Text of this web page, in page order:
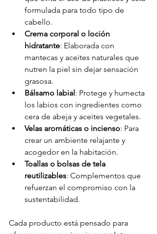
formulada para todo tipo de
cabello.
Crema corporal o loción
hidratante: Elaborada con
mantecas y aceites naturales que
nutren la piel sin dejar sensación
grasosa.
Bálsamo labial: Protege y humecta
los labios con ingredientes como
cera de abeja y aceites vegetales.
Velas aromáticas o incienso: Para
crear un ambiente relajante y
acogedor en la habitación.
Toallas o bolsas de tela
reutilizables: Complementos que
refuerzan el compromiso con la
sustentabilidad.
Cada producto está pensado para